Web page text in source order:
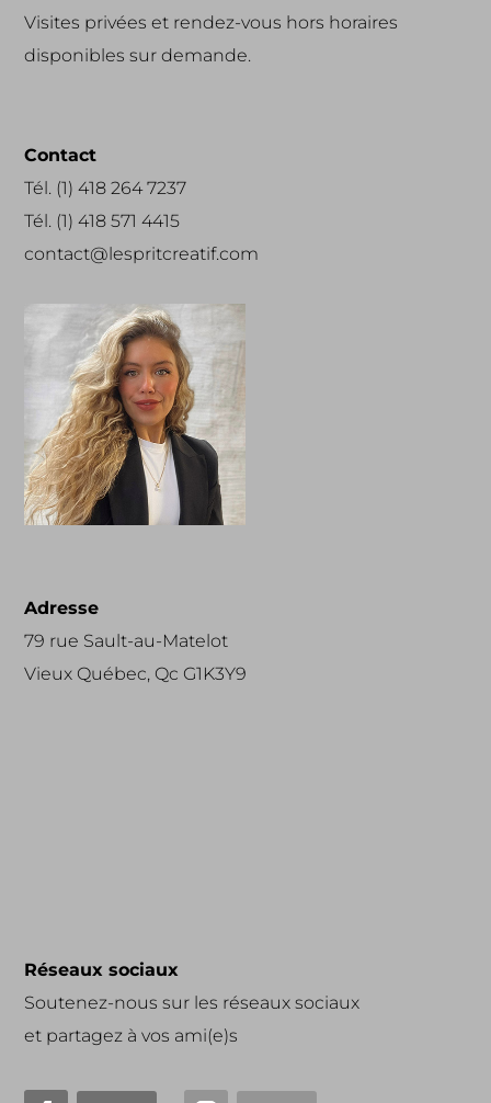
Visites privées et rendez-vous hors horaires
disponibles sur demande.
Contact
Tél. (1) 418 264 7237
Tél. (1) 418 571 4415
contact@lespritcreatif.com
Adresse
79 rue Sault-au-Matelot
Vieux Québec, Qc G1K3Y9
Réseaux sociaux
Soutenez-nous sur les réseaux sociaux
et partagez à vos ami(e)s